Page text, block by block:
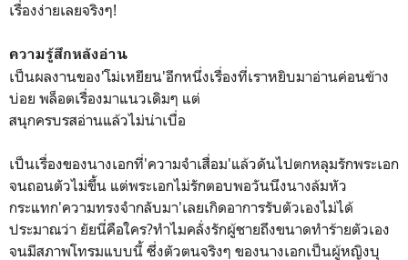
เรื่องง่ายเลยจริงๆ!
ความรู้สึกหลังอ่าน
เป็นผลงานของ'โม่เหยียน'อีกหนึ่งเรื่องที่เราหยิบมาอ่านค่อนข้าง
บ่อย พล็อตเรื่องมาแนวเดิมๆ แต่
สนุกครบรสอ่านแล้วไม่น่าเบื่อ
เป็นเรื่องของนางเอกที่'ความจำเสื่อม'แล้วดันไปตกหลุมรักพระเอก
จนถอนตัวไม่ขึ้น แต่พระเอกไม่รักตอบพอวันนึงนางล้มหัว
กระแทก'ความทรงจำกลับมา'เลยเกิดอาการรับตัวเองไม่ได้
ประมาณว่า ยัยนี่คือใคร?ทำไมคลั่งรักผู้ชายถึงขนาดทำร้ายตัวเอง
จนมีสภาพโทรมแบบนี้ ซึ่งตัวตนจริงๆ ของนางเอกเป็นผู้หญิงบุ